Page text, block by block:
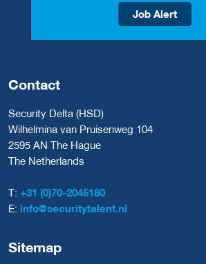
Job Alert
Contact
Security Delta (HSD)
Wilhelmina van Pruisenweg 104
2595 AN The Hague
The Netherlands
T: +31 (0)70-2045180
E: info@securitytalent.nl
Sitemap